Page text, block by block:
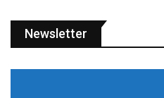
Newsletter